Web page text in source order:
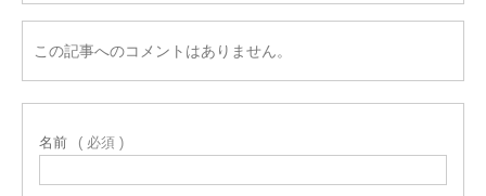
この記事へのコメントはありません。
名前 ( 必須 )